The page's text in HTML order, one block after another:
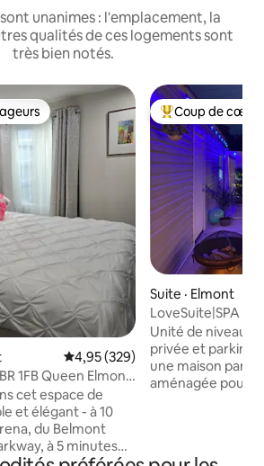
unanimes : l'emplacement, la
qualités de ces logements sont
très bien notés.
Note moyenne de 4,95 sur 5,
4,95 (329)
1FB Queen Elmont
cet espace de
et élégant - à 10
du Belmont
à 5 minutes
Coup de cœur
Coup de cœur
Suite · Elmont
LoveSuite|SPA
Unité de niveau
privée et parking,
une maison
aménagée pour